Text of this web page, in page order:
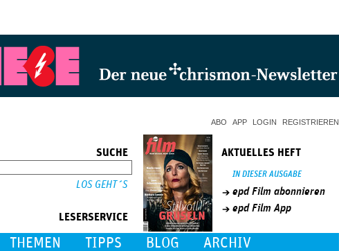
ABO APP LOGIN REGISTRIEREN
SUCHE
LESERSERVICE
AKTUELLES HEFT
IN DIESER AUSGABE
epd Film abonnieren
epd Film App
THEMEN TIPPS BLOG ARCHIV